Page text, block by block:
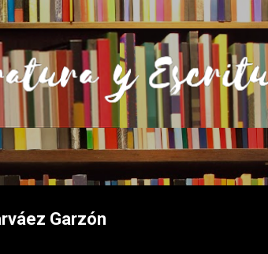
contenido principal
Garzón